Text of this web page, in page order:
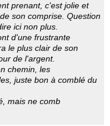
prenant, c'est jolie et
son comprise. Question
ici non plus.
d'une frustrante
le plus clair de son
de l'argent.
chemin, les
juste bon à comblé du
mais ne comb